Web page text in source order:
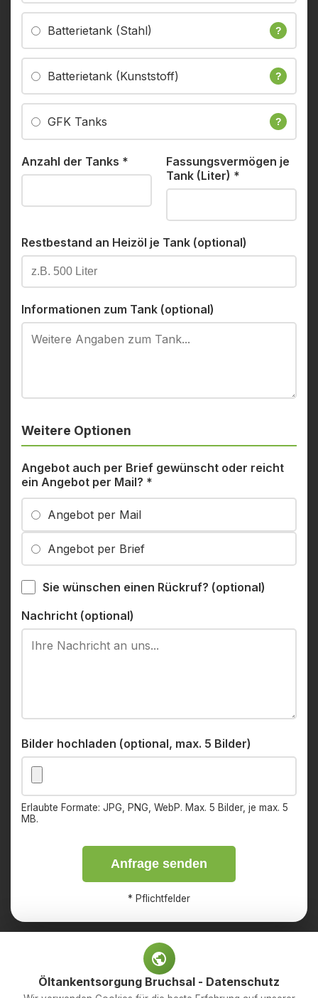
Batterietank (Stahl) ?
Batterietank (Kunststoff) ?
GFK Tanks ?
Anzahl der Tanks *
Fassungsvermögen je
Tank (Liter) *
Restbestand an Heizöl je Tank (optional)
Informationen zum Tank (optional)
Weitere Optionen
Angebot auch per Brief gewünscht oder reicht
ein Angebot per Mail? *
Angebot per Mail
Angebot per Brief
Sie wünschen einen Rückruf? (optional)
Nachricht (optional)
Bilder hochladen (optional, max. 5 Bilder)
Erlaubte Formate: JPG, PNG, WebP. Max. 5 Bilder, je max. 5
MB.
Anfrage senden
* Pflichtfelder
ImpressumDatenschutz
Öltankentsorgung Bruchsal - Datenschutz